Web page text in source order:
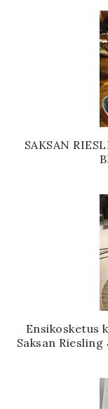
SAKSAN
Ensikosketus
Saksan